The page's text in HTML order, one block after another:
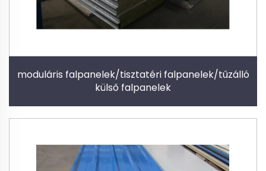
moduláris falpanelek/tisztatéri falpanelek/tűzálló
külső falpanelek